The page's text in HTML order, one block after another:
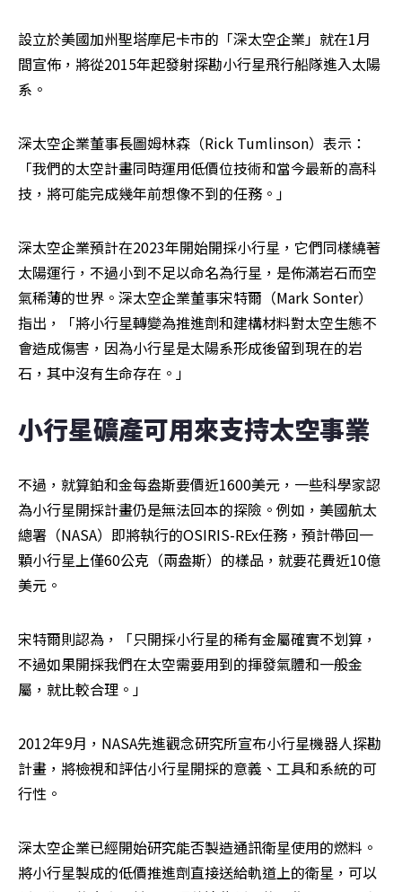
設立於美國加州聖塔摩尼卡市的「深太空企業」就在1月
間宣佈，將從2015年起發射探勘小行星飛行船隊進入太陽
系。
深太空企業董事長圖姆林森（Rick Tumlinson）表示：
「我們的太空計畫同時運用低價位技術和當今最新的高科
技，將可能完成幾年前想像不到的任務。」
深太空企業預計在2023年開始開採小行星，它們同樣繞著
太陽運行，不過小到不足以命名為行星，是佈滿岩石而空
氣稀薄的世界。深太空企業董事宋特爾（Mark Sonter）
指出，「將小行星轉變為推進劑和建構材料對太空生態不
會造成傷害，因為小行星是太陽系形成後留到現在的岩
石，其中沒有生命存在。」
小行星礦產可用來支持太空事業
不過，就算鉑和金每盎斯要價近1600美元，一些科學家認
為小行星開採計畫仍是無法回本的探險。例如，美國航太
總署（NASA）即將執行的OSIRIS-REx任務，預計帶回一
顆小行星上僅60公克（兩盎斯）的樣品，就要花費近10億
美元。
宋特爾則認為，「只開採小行星的稀有金屬確實不划算，
不過如果開採我們在太空需要用到的揮發氣體和一般金
屬，就比較合理。」
2012年9月，NASA先進觀念研究所宣布小行星機器人探勘
計畫，將檢視和評估小行星開採的意義、工具和系統的可
行性。
深太空企業已經開始研究能否製造通訊衛星使用的燃料。
將小行星製成的低價推進劑直接送給軌道上的衛星，可以